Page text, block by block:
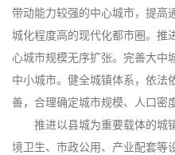
带动能力较强的中心城市，提高
城化程度高的现代化都市圈。推
心城市规模无序扩张。完善大中
中小城市。健全城镇体系，依法
善，合理确定城市规模、人口密
推进以县城为重要载体的城
境卫生、市政公用、产业配套等